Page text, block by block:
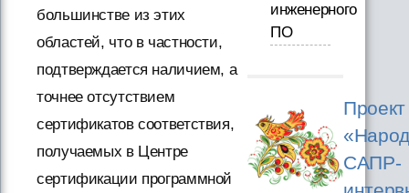
большинстве из этих
областей, что в частности,
подтверждается наличием, а
точнее отсутствием
сертификатов соответствия,
получаемых в Центре
сертификации программной
инженерного
ПО
Проект
САПР-